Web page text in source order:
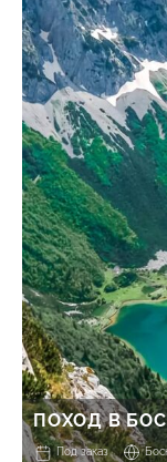
ПОХОД В
Под заказ